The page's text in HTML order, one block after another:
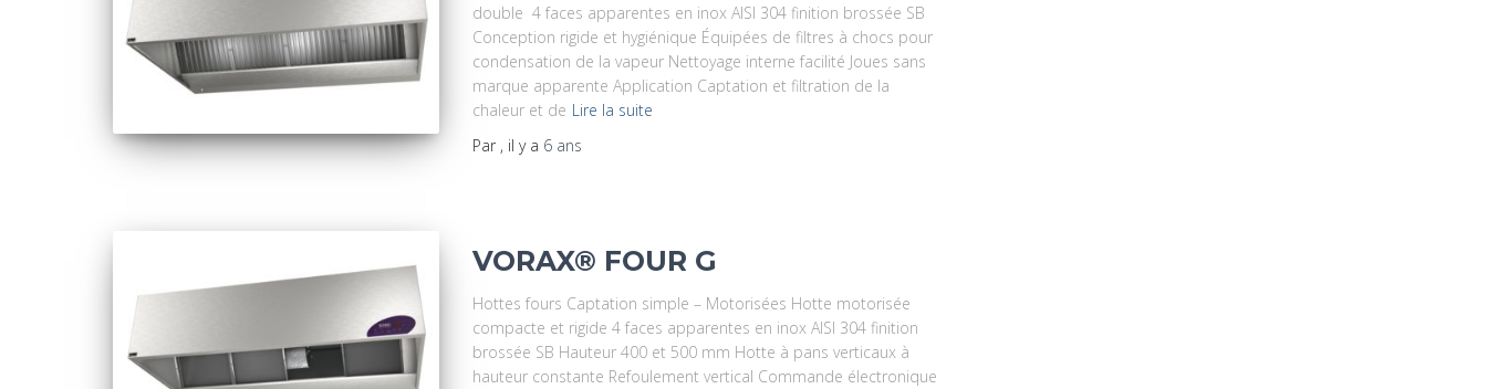
double 4 faces apparentes en inox AISI 304 finition brossée SB
Conception rigide et hygiénique Équipées de filtres à chocs pour
condensation de la vapeur Nettoyage interne facilité Joues sans
marque apparente Application Captation et filtration de la
chaleur et de Lire la suite
Par , il y a 6 ans
VORAX® FOUR G
Hottes fours Captation simple – Motorisées Hotte motorisée
compacte et rigide 4 faces apparentes en inox AISI 304 finition
brossée SB Hauteur 400 et 500 mm Hotte à pans verticaux à
hauteur constante Refoulement vertical Commande électronique